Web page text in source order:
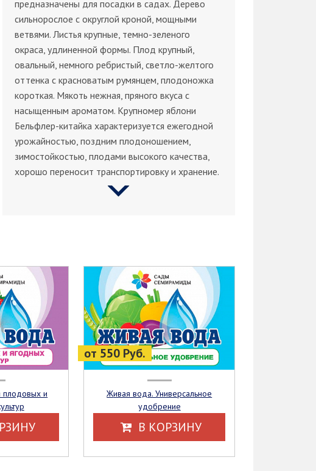
предназначены для посадки в садах. Дерево
сильнорослое с округлой кроной, мощными
ветвями. Листья крупные, темно-зеленого
окраса, удлиненной формы. Плод крупный,
овальный, немного ребристый, светло-желтого
оттенка с красноватым румянцем, плодоножка
короткая. Мякоть нежная, пряного вкуса с
насыщенным ароматом. Крупномер яблони
Бельфлер-китайка характеризуется ежегодной
урожайностью, поздним плодоношением,
зимостойкостью, плодами высокого качества,
хорошо переносит транспортировку и хранение.
от 550 Руб.
Живая вода. Универсальное
удобрение
В КОРЗИНУ